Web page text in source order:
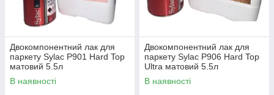
Двокомпонентний лак для
паркету Sylac P901 Hard Top
матовий 5.5л
В наявності
Двокомпонентний лак для
паркету Sylac P906 Hard Top
Ultra матовий 5.5л
В наявності